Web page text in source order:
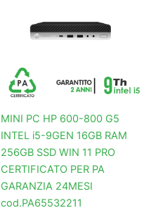
MINI PC HP 600-800 G5
INTEL i5-9GEN 16GB RAM
256GB SSD WIN 11 PRO
CERTIFICATO PER PA
GARANZIA 24MESI
cod.PA65532211